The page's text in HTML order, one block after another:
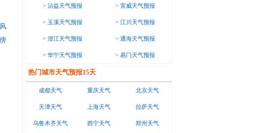
> 沾益天气预报 > 宣威天气预报
> 玉溪天气预报 > 江川天气预报
> 澄江天气预报 > 通海天气预报
> 华宁天气预报 > 易门天气预报
热门城市天气预报15天
成都天气 重庆天气 北京天气
天津天气 上海天气 拉萨天气
乌鲁木齐天气 西宁天气 郑州天气